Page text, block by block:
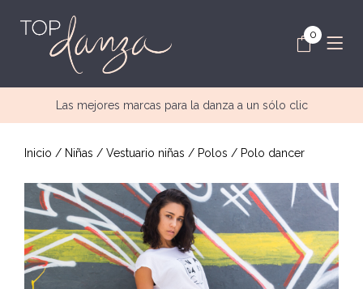
0
Las mejores marcas para la danza a un sólo clic
Inicio / Niñas / Vestuario niñas / Polos / Polo dancer